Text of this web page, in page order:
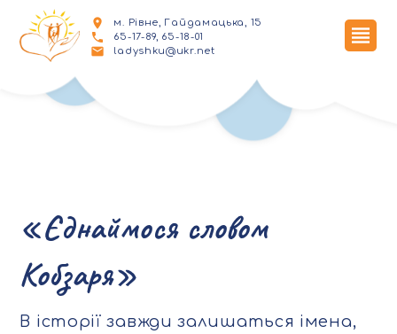
м. Рівне, Гайдамацька, 15
65-17-89, 65-18-01
ladyshku@ukr.net
«Єднаймося словом
Кобзаря»
В історії завжди залишаться імена,